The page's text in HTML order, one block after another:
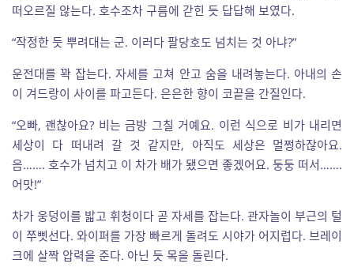
떠오르질 않는다. 호수조차 구름에 갇힌 듯 답답해 보였다.
“작정한 듯 뿌려대는 군. 이러다 팔당호도 넘치는 것 아냐?”
운전대를 꽉 잡는다. 자세를 고쳐 안고 숨을 내려놓는다. 아내의 손
이 겨드랑이 사이를 파고든다. 은은한 향이 코끝을 간질인다.
“오빠, 괜찮아요? 비는 금방 그칠 거예요. 이런 식으로 비가 내리면
세상이 다 떠내려 갈 것 같지만, 아직도 세상은 멀쩡하잖아요.
음……. 호수가 넘치고 이 차가 배가 됐으면 좋겠어요. 둥둥 떠서…….
어맛!”
차가 웅덩이를 밟고 휘청이다 곧 자세를 잡는다. 관자놀이 부근의 털
이 쭈삣선다. 와이퍼를 가장 빠르게 돌려도 시야가 어지럽다. 브레이
크에 살짝 압력을 준다. 아닌 듯 목을 돌린다.